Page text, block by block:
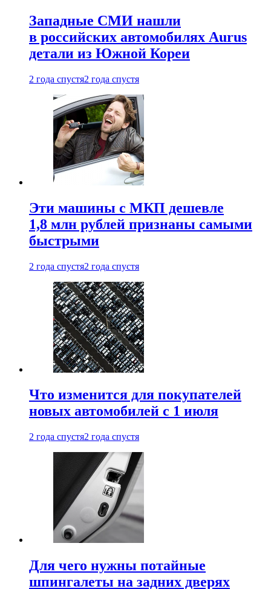
Западные СМИ нашли
в российских автомобилях Aurus
детали из Южной Кореи
2 года спустя2 года спустя
Эти машины с МКП дешевле
1,8 млн рублей признаны самыми
быстрыми
2 года спустя2 года спустя
Что изменится для покупателей
новых автомобилей с 1 июля
2 года спустя2 года спустя
Для чего нужны потайные
шпингалеты на задних дверях